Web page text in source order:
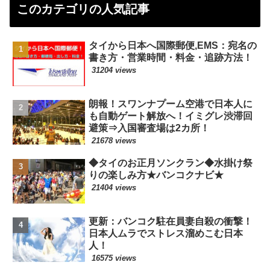
このカテゴリの人気記事
タイから日本へ国際郵便,EMS：宛名の
書き方・営業時間・料金・追跡方法！
31204 views
朗報！スワンナプーム空港で日本人に
も自動ゲート解放へ！イミグレ渋滞回
避策⇒入国審査場は2カ所！
21678 views
◆タイのお正月ソンクラン◆水掛け祭
りの楽しみ方★バンコクナビ★
21404 views
更新：バンコク駐在員妻自殺の衝撃！
日本人ムラでストレス溜めこむ日本
人！
16575 views